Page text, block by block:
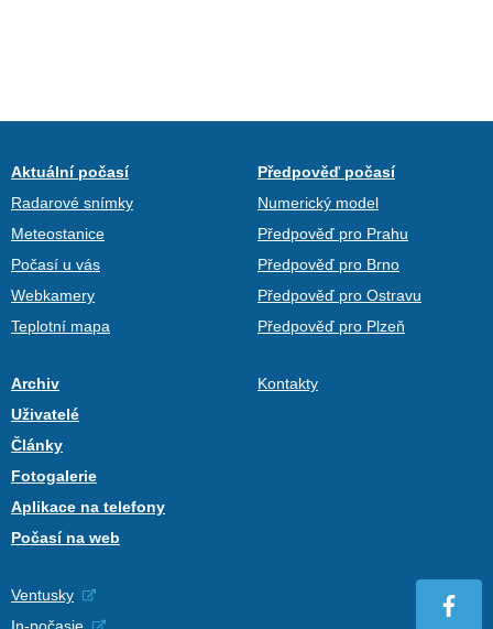
Aktuální počasí
Radarové snímky
Meteostanice
Počasí u vás
Webkamery
Teplotní mapa
Předpověď počasí
Numerický model
Předpověď pro Prahu
Předpověď pro Brno
Předpověď pro Ostravu
Předpověď pro Plzeň
Archiv
Uživatelé
Články
Fotogalerie
Aplikace na telefony
Počasí na web
Kontakty
Ventusky